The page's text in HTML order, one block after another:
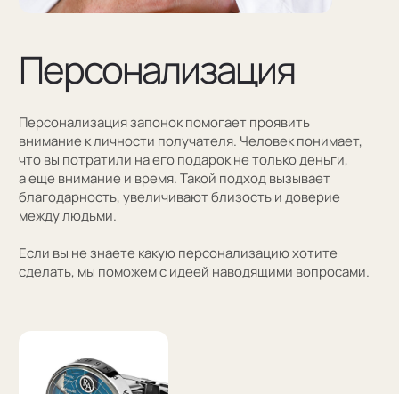
Как мы упаковываем
запонки
Выполнены в фирменных цветах нашей компании
с брендированием